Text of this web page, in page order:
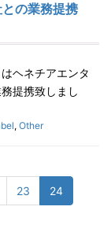
の業務提携
ヘネチアエンタ
提携致しまし
, Other
23 24